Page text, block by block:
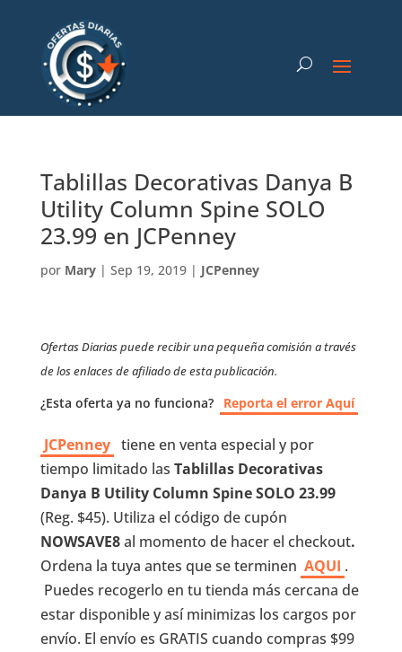
Tablillas Decorativas Danya B
Utility Column Spine SOLO
23.99 en JCPenney
por Mary| Sep 19, 2019| JCPenney
Ofertas Diarias puede recibir una pequeña comisión a través
de los enlaces de afiliado de esta publicación.
¿Esta oferta ya no funciona? Reporta el error Aquí
JCPenney tiene en venta especial y por
tiempo limitado las Tablillas Decorativas
Danya B Utility Column Spine SOLO 23.99
(Reg. $45). Utiliza el código de cupón
NOWSAVE8al momento de hacer el checkout.
Ordena la tuya antes que se terminen AQUI .
Puedes recogerlo en tu tienda más cercana de
estar disponible y así minimizas los cargos por
envío. El envío es GRATIS cuando compras $99